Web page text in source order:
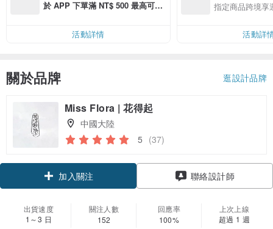
於 APP 下單滿 NT$ 500 最高可折
活動詳情
指定商品跨境享
活動詳
關於品牌 逛設計品牌
Miss Flora | 花得起
中國大陸
5 (37)
聯絡設計師
出貨速度
1～3 日
關注人數
152
回應率
100%
上次上線
超過 1 週